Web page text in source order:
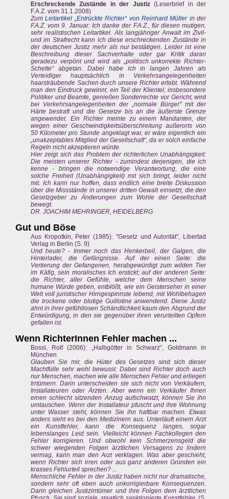
Erschreckende Zustände in der Justiz(Leserbrief in der
F.A.Z. vom 31.1.2008)
ZumLeitartikel „Entrückte Richter“ von Reinhard Müllerin der
F.A.Z. vom 9. Januar: Ich danke der F.A.Z., für diesen mutigen,
sehr realistischen Leitartikel. Als langjähriger AnwaIt im Zivil-
und im Strafrecht kann ich diese erschreckenden Zustände in
der deutschen Justiz mehr als nur bestätigen. Leider ist eine
Beschreibung dieser Sachverhalte oder gar Kritik daran
geradezu verpönt und wird als „politisch unkorrekte Richter-
ScheIte“ abgetan. Dabei habe ich in langen Jahren als
Verteidiger hauptsächlich in Verkehrsangelegenheiten
haarsträubende Sachen durch unsere Richter erlebt. Während
man den Eindruck gewinnt, ein Teil der Klientel, insbesondere
Politiker und Beamte, genießen Sonderrechte vor Gericht, wird
bei Verkehrsangelegenheiten der „normale Bürger" mit der
Härte bestraft und die Gesetze bis an die äußerste Grenze
angewendet. Ein Richter meinte zu einem Mandanten, der
wegen einer Geschwindigkeitsüberschreitung außerorts von
50 Kilometer pro Stunde angeklagt war, er wäre eigentlich ein
„unakzeptables Mitglied der Gesellschaft“, da er solch einfache
Regeln nicht akzeptieren würde.
Hier zeigt sich das Problem der richterIichen Unabhängigkeit:
Die meisten unserer Richter - zumindest derjenigen, die ich
kenne - bringen die notwendige Verantwortung, die eine
solche Freiheit (Unabhängigkeit) mit sich bringt, leider nicht
mit. Ich kann nur hoffen, dass endlich eine breite Diskussion
über die Missstände in unserer dritten Gewalt einsetzt, die den
Gesetzgeber zu Änderungen zum Wohle der Gesellschaft
bewegt.
DR. JOACHIM MEHRINGER, HEIDELBERG
Gut und Böse
Aus Kropotkin, Peter (1985): "Gesetz und Autorität", Libertad
Verlag in Berlin (S. 9)
Und heute? - Immer noch das Henkerbeil, der Galgen, die
Hinterlader, die Gefängnisse. Auf der einen Seite: die
Vertierung der Gefangenen, herabgewürdigt zum wilden Tier
im Käfig, sein moralisches Ich erstickt; auf der anderen Seite:
die Richter, aller Gefühle, welche dem Menschen seine
humane Würde geben, entblößt, wie ein Geisterseher in einer
Welt voll juristischer Hirngespinnste lebend, mit Wohlbehagen
die trockene oder blutige Guillotine anwendend. Diese Justiz
ahnt in ihrer gefühllosen Schändlichkeit kaum den Abgrund der
Entwürdigung, in den sie gegenüber ihren verurteilten Opfern
gefallen ist.
Wenn RichterInnen Fehler machen ...
Bossi, Rolf (2006): „Halbgötter in Schwarz“, Goldmann in
München
Glauben Sie mir, die Hüter des Gesetzes sind sich dieser
Machtfülle sehr wohl bewusst. Dabei sind Richter doch auch
nur Menschen, machen wie alle Menschen Fehler und erliegen
Irrtümern. Darin unterscheiden sie sich nicht von Verkäufern,
Installateuren oder Ärzten. Aber wenn ein Verkäufer Ihnen
einen schlecht sitzenden Anzug aufschwatzt, können Sie ihn
umtauschen. Wenn der Installateur pfuscht und ihre Wohnung
unter Wasser steht, können Sie ihn haftbar machen. Etwas
anders sieht es bei den Medizinern aus. Unterläuft einem Arzt
ein Kunstfehler, kann die Konsequenz langes, sogar
lebenslanges Leid sein. Vielleicht können Fachkollegen den
Fehler korrigieren. Und obwohl kein Schmerzensgeld die
schwer wiegenden Folgen ärztlichen Versagens zu lindern
vermag, kann man den Arzt verklagen. Was aber geschieht,
wenn Richter sich irren oder aus ganz anderen Gründen ein
krasses Fehlurteil sprechen? ...
Menschliche Fehler in der Justiz haben nicht nur dramatische,
sondern sehr oft eben auch unkorrigierbare Konsequenzen.
Darin gleichen Justizirrtümer und ihre Folgen dem ärztlichen